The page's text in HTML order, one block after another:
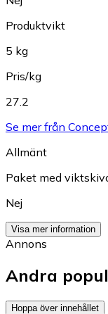
Produktvikt
5 kg
Pris/kg
27.2
Se mer från
Allmänt
Paket med
Nej
Visa mer information
Annons
Andra
Hoppa över innehållet